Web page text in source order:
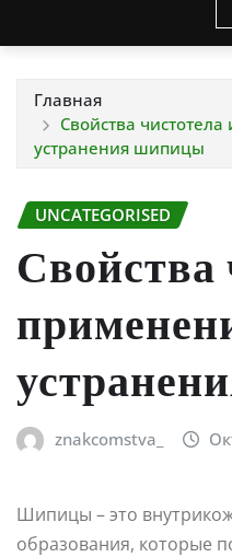
Главная
Свойства
устранения шипицы
UNCATEGORISED
Свойства
znakcomstva_
Шипицы – это
образования, которые